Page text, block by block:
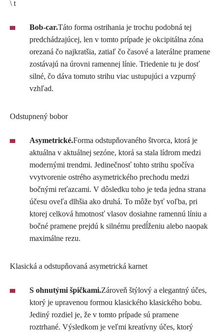
\ t
Bob-car.Táto forma ostrihania je trochu podobná tej
predchádzajúcej, len v tomto prípade je okcipitálna zóna
orezaná čo najkratšia, zatiaľ čo časové a laterálne pramene
zostávajú na úrovni ramennej línie. Triedenie tu je dosť
silné, čo dáva tomuto strihu viac ustupujúci a vzpurný
vzhľad.
Odstupnený bobor
Asymetrické.Forma odstupňovaného štvorca, ktorá je
aktuálna v aktuálnej sezóne, ktorá sa stala lídrom medzi
modernými trendmi. Jedinečnosť tohto strihu spočíva
vvytvorenie ostrého asymetrického prechodu medzi
bočnými reťazcami. V dôsledku toho je teda jedna strana
účesu oveľa dlhšia ako druhá. To môže byť voľba, pri
ktorej celková hmotnosť vlasov dosiahne ramennú líniu a
bočné pramene prejdú k silnému predĺženiu alebo naopak
maximálne rezu.
Klasická a odstupňovaná asymetrická karnet
S ohnutými špičkami.Zároveň štýlový a elegantný účes,
ktorý je upravenou formou klasického klasického bobu.
Jediný rozdiel je, že v tomto prípade sú pramene
roztrhané. Výsledkom je veľmi kreatívny účes, ktorý